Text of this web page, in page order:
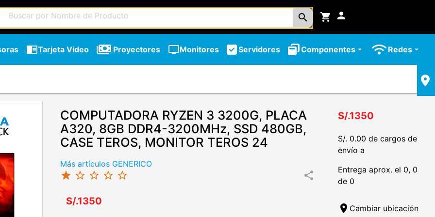
search shopping_cart person
chrome_reader_modeTarjeta Video Proyectores tvMonitores Servidores Componentesarrow_drop_down Redes arrow_drop_down
chevron_right
COMPUTADORA RYZEN 3 3200G, PLACA
A320, 8GB DDR4-3200MHz, SSD 480GB,
CASE TEROS, MONITOR TEROS 24
Más artículos GENERICO
star star_border star_border star_border star_border share
S/.1350
S/.1350
S/. 0.00 de cargos de
envío a
Entrega aprox. el 0, 0
de 0
location_on Cambiar ubicación